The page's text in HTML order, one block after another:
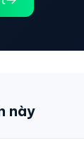
này